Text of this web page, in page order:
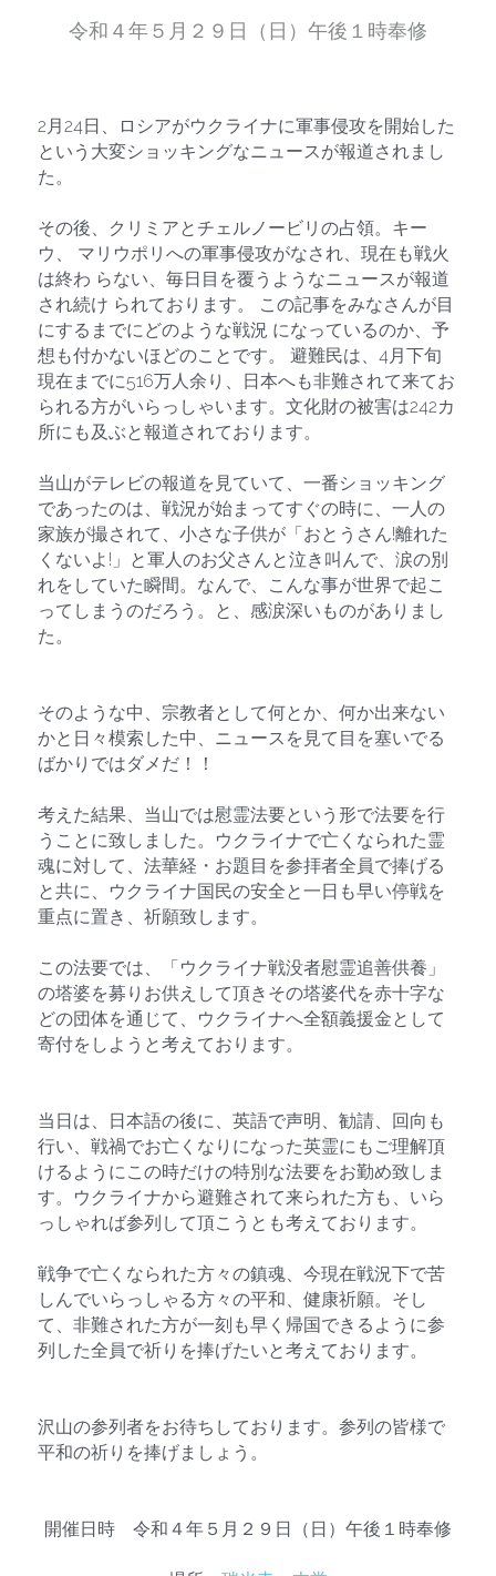
令和４年５月２９日（日）午後１時奉修
2月24日、ロシアがウクライナに軍事侵攻を開始した
という大変ショッキングなニュースが報道されまし
た。
その後、クリミアとチェルノービリの占領。キー
ウ、 マリウポリへの軍事侵攻がなされ、現在も戦火
は終わ らない、毎日目を覆うようなニュースが報道
され続け られております。 この記事をみなさんが目
にするまでにどのような戦況 になっているのか、予
想も付かないほどのことです。 避難民は、4月下旬
現在までに516万人余り、日本へも非難されて来てお
られる方がいらっしゃいます。文化財の被害は242カ
所にも及ぶと報道されております。
当山がテレビの報道を見ていて、一番ショッキング
であったのは、戦況が始まってすぐの時に、一人の
家族が撮されて、小さな子供が「おとうさん!離れた
くないよ!」と軍人のお父さんと泣き叫んで、涙の別
れをしていた瞬間。なんで、こんな事が世界で起こ
ってしまうのだろう。と、感涙深いものがありまし
た。
そのような中、宗教者として何とか、何か出来ない
かと日々模索した中、ニュースを見て目を塞いでる
ばかりではダメだ！！
考えた結果、当山では慰霊法要という形で法要を行
うことに致しました。ウクライナで亡くなられた霊
魂に対して、法華経・お題目を参拝者全員で捧げる
と共に、ウクライナ国民の安全と一日も早い停戦を
重点に置き、祈願致します。
この法要では、「ウクライナ戦没者慰霊追善供養」
の塔婆を募りお供えして頂きその塔婆代を赤十字な
どの団体を通じて、ウクライナへ全額義援金として
寄付をしようと考えております。
当日は、日本語の後に、英語で声明、勧請、回向も
行い、戦禍でお亡くなりになった英霊にもご理解頂
けるようにこの時だけの特別な法要をお勤め致しま
す。ウクライナから避難されて来られた方も、いら
っしゃれば参列して頂こうとも考えております。
戦争で亡くなられた方々の鎮魂、今現在戦況下で苦
しんでいらっしゃる方々の平和、健康祈願。そし
て、非難された方が一刻も早く帰国できるように参
列した全員で祈りを捧げたいと考えております。
沢山の参列者をお待ちしております。参列の皆様で
平和の祈りを捧げましょう。
開催日時　令和４年５月２９日（日）午後１時奉修